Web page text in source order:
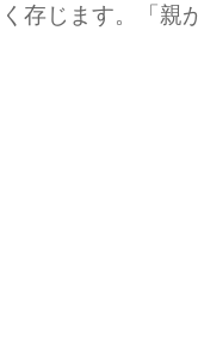
存じます。「親